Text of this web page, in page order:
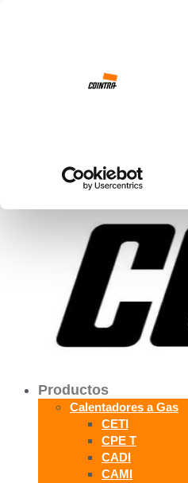
Productos
Calentadores a Gas
CETI
CPE T
CADI
CAMI